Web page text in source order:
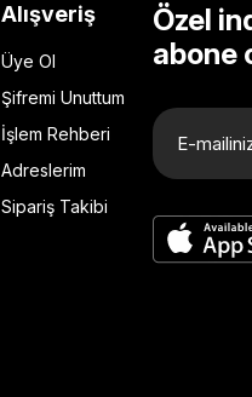
Alışveriş
Üye Ol
Şifremi Unuttum
İşlem Rehberi
Adreslerim
Sipariş Takibi
Özel
abone